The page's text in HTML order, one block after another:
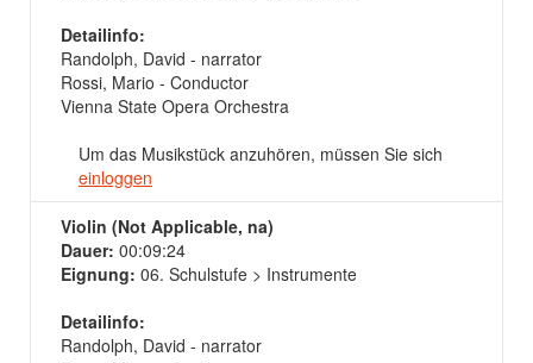
Detailinfo:
Randolph, David - narrator
Rossi, Mario - Conductor
Vienna State Opera Orchestra
Um das Musikstück anzuhören, müssen Sie sich
einloggen
Violin (Not Applicable, na)
Dauer: 00:09:24
Eignung: 06. Schulstufe > Instrumente
Detailinfo:
Randolph, David - narrator